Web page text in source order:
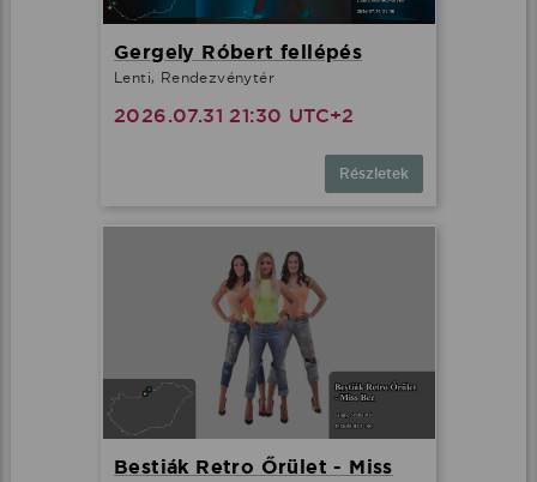
Gergely Róbert fellépés
Lenti, Rendezvénytér
2026.07.31 21:30 UTC+2
Részletek
Bestiák Retro Őrület - Miss